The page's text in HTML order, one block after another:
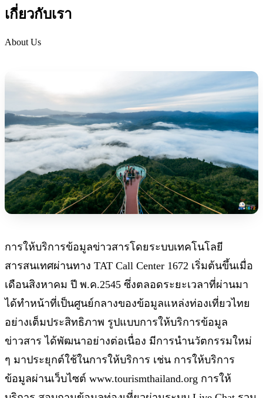
เกี่ยวกับเรา
About Us
การให้บริการข้อมูลข่าวสารโดยระบบเทคโนโลยี
สารสนเทศผ่านทาง TAT Call Center 1672 เริ่มต้นขึ้นเมื่อ
เดือนสิงหาคม ปี พ.ค.2545 ซึ่งตลอดระยะเวลาที่ผ่านมา
ได้ทำหน้าที่เป็นศูนย์กลางของข้อมูลแหล่งท่องเที่ยวไทย
อย่างเต็มประสิทธิภาพ รูปแบบการให้บริการข้อมูล
ข่าวสาร ได้พัฒนาอย่างต่อเนื่อง มีการนำนวัตกรรมใหม่
ๆ มาประยุกต์ใช้ในการให้บริการ เช่น การให้บริการ
ข้อมูลผ่านเว็บไซต์ www.tourismthailand.org การให้